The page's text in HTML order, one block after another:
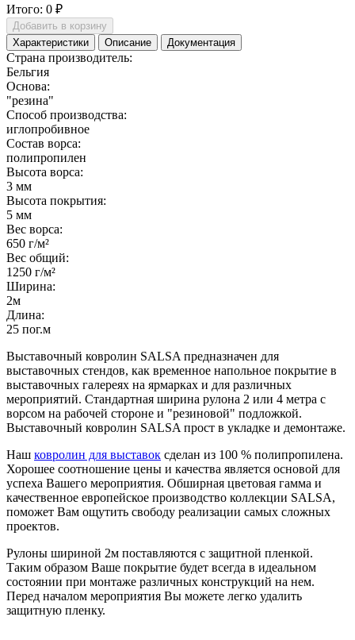
Итого: 0 ₽
Добавить в корзину
Характеристики
Описание Документация
Страна производитель:
Бельгия
Основа:
"резина"
Способ производства:
иглопробивное
Состав ворса:
полипропилен
Высота ворса:
3 мм
Высота покрытия:
5 мм
Вес ворса:
650 г/м²
Вес общий:
1250 г/м²
Ширина:
2м
Длина:
25 пог.м
Выставочный ковролин SALSA предназначен для
выставочных стендов, как временное напольное покрытие в
выставочных галереях на ярмарках и для различных
мероприятий. Стандартная ширина рулона 2 или 4 метра с
ворсом на рабочей стороне и "резиновой" подложкой.
Выставочный ковролин SALSA прост в укладке и демонтаже.
Наш ковролин для выставок сделан из 100 % полипропилена.
Хорошее соотношение цены и качества является основой для
успеха Вашего мероприятия. Обширная цветовая гамма и
качественное европейское производство коллекции SALSA,
поможет Вам ощутить свободу реализации самых сложных
проектов.
Рулоны шириной 2м поставляются с защитной пленкой.
Таким образом Ваше покрытие будет всегда в идеальном
состоянии при монтаже различных конструкций на нем.
Перед началом мероприятия Вы можете легко удалить
защитную пленку.